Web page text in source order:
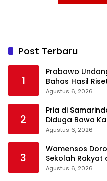
Post Terbaru
1
Prabowo
Bahas Hasil
Sampah
Agustus 6, 2026
2
Pria di
Diduga Bawa
Damai
Agustus 6, 2026
3
Wamensos
Sekolah Rakyat
Polewali Mandar
Agustus 6, 2026